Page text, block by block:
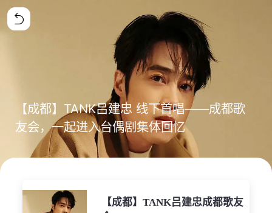
【成都】TANK吕建忠 线下首唱——成都歌
友会，一起进入台偶剧集体回忆
【成都】TANK吕建忠成都歌友